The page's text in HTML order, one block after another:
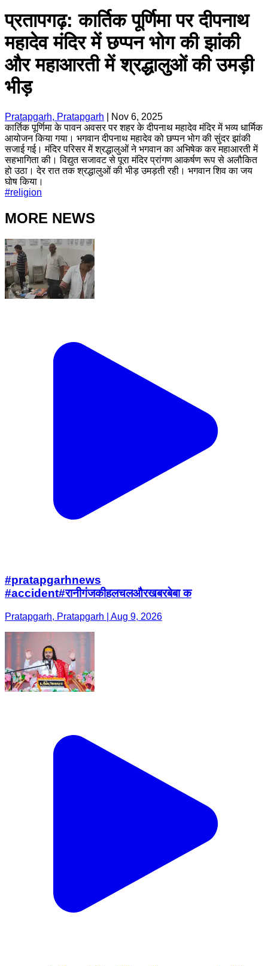
प्रतापगढ़: कार्तिक पूर्णिमा पर दीपनाथ
महादेव मंदिर में छप्पन भोग की झांकी
और महाआरती में श्रद्धालुओं की उमड़ी
भीड़
Pratapgarh, Pratapgarh
Nov 6, 2025
कार्तिक पूर्णिमा के पावन अवसर पर शहर के दीपनाथ महादेव मंदिर में भव्य धार्मिक
आयोजन किया गया। भगवान दीपनाथ महादेव को छप्पन भोग की सुंदर झांकी
सजाई गई। मंदिर परिसर में श्रद्धालुओं ने भगवान का अभिषेक कर महाआरती में
सहभागिता की। विद्युत सजावट से पूरा मंदिर प्रांगण आकर्षण रूप से अलौकित
हो उठा। देर रात तक श्रद्धालुओं की भीड़ उमड़ती रही। भगवान शिव का जय
घोष किया।
#religion
MORE NEWS
#pratapgarhnews
#accident#रानीगंजकीहलचलऔरखबरबेबा क
Pratapgarh, Pratapgarh | Aug 9, 2026